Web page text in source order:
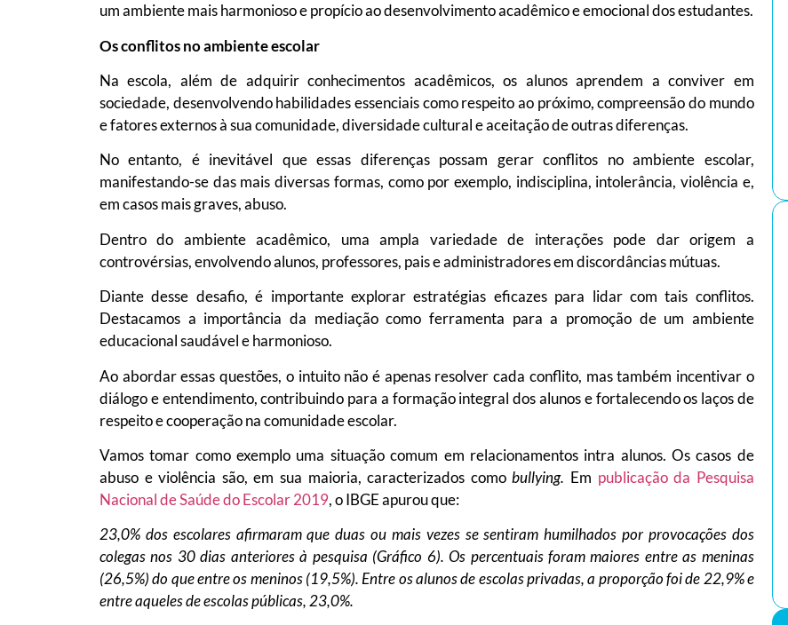
um ambiente mais harmonioso e propício ao desenvolvimento acadêmico e emocional dos estudantes.
Os conflitos no ambiente escolar
Na escola, além de adquirir conhecimentos acadêmicos, os alunos aprendem a conviver em
sociedade, desenvolvendo habilidades essenciais como respeito ao próximo, compreensão do mundo
e fatores externos à sua comunidade, diversidade cultural e aceitação de outras diferenças.
No entanto, é inevitável que essas diferenças possam gerar conflitos no ambiente escolar,
manifestando-se das mais diversas formas, como por exemplo, indisciplina, intolerância, violência e,
em casos mais graves, abuso.
Dentro do ambiente acadêmico, uma ampla variedade de interações pode dar origem a
controvérsias, envolvendo alunos, professores, pais e administradores em discordâncias mútuas.
Diante desse desafio, é importante explorar estratégias eficazes para lidar com tais conflitos.
Destacamos a importância da mediação como ferramenta para a promoção de um ambiente
educacional saudável e harmonioso.
Ao abordar essas questões, o intuito não é apenas resolver cada conflito, mas também incentivar o
diálogo e entendimento, contribuindo para a formação integral dos alunos e fortalecendo os laços de
respeito e cooperação na comunidade escolar.
Vamos tomar como exemplo uma situação comum em relacionamentos intra alunos. Os casos de
abuso e violência são, em sua maioria, caracterizados comobullying. Em publicação da Pesquisa
Nacional de Saúde do Escolar 2019, o IBGE apurou que:
23,0% dos escolares afirmaram que duas ou mais vezes se sentiram humilhados por provocações dos
colegas nos 30 dias anteriores à pesquisa (Gráfico 6). Os percentuais foram maiores entre as meninas
(26,5%) do que entre os meninos (19,5%). Entre os alunos de escolas privadas, a proporção foi de 22,9% e
entre aqueles de escolas públicas, 23,0%.